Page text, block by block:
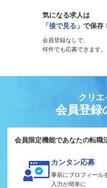
気になる求人は
「後で見る 」で保存
会員登録なしで、
何件でも応募できます。
クリエ
会員登録
会員限定機能であなたの転職
カンタン応募
事前にプロフィール
入力が簡単に